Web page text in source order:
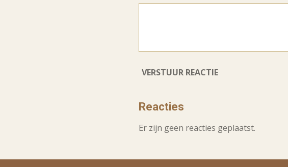
VERSTUUR REACTIE
Reacties
Er zijn geen reacties geplaatst.